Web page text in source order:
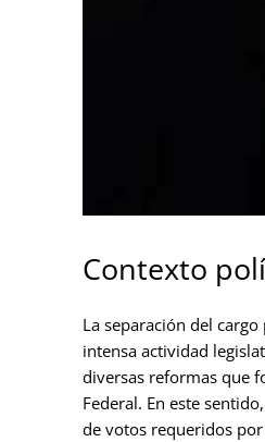
Contexto
La separación del
intensa actividad
diversas reformas que
Federal. En este
de votos requeridos